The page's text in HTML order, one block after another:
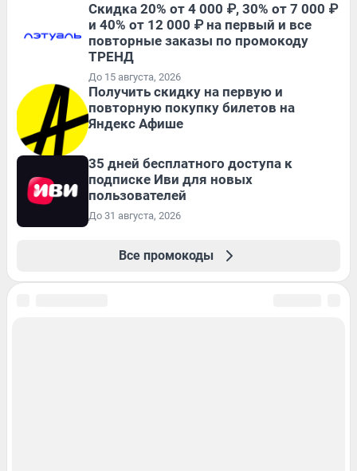
Скидка 20% от 4 000 ₽, 30% от 7 000 ₽
и 40% от 12 000 ₽ на первый и все
повторные заказы по промокоду
ТРЕНД
До 15 августа, 2026
Получить скидку на первую и
повторную покупку билетов на
Яндекс Афише
35 дней бесплатного доступа к
подписке Иви для новых
пользователей
До 31 августа, 2026
Все промокоды